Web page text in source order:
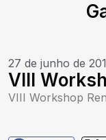
27 de junho de
VIII
VIII Workshop